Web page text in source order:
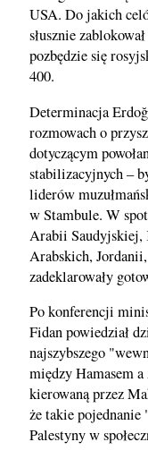
USA. Do jakich
słusznie
pozbędzie się
400.
Determinacja
rozmowach o
dotyczącym
stabilizacyjnych –
liderów
w Stambule. W
Arabii Saudyjskiej,
Arabskich,
zadeklarowały
Po konferencji
Fidan powiedział
najszybszego
między Hamasem
kierowaną przez
że takie pojednanie
Palestyny w